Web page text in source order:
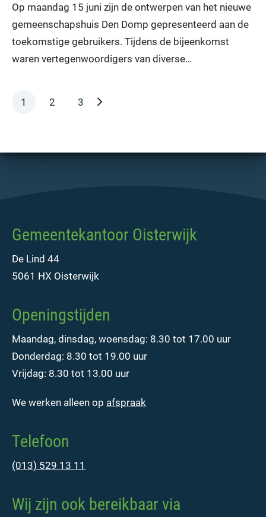
Op maandag 15 juni zijn de ontwerpen van het nieuwe
gemeenschapshuis Den Domp gepresenteerd aan de
toekomstige gebruikers. Tijdens de bijeenkomst
waren vertegenwoordigers van diverse…
1 2 3 volgende pagina
Gemeentekantoor Oisterwijk
De Lind 44
5061 HX Oisterwijk
Openingstijden
Maandag, dinsdag, woensdag: 8.30 tot 17.00 uur
Donderdag: 8.30 tot 19.00 uur
Vrijdag: 8.30 tot 13.00 uur
We werken alleen op afspraak
Telefoon
(013) 529 13 11
Wij zijn ook bereikbaar via